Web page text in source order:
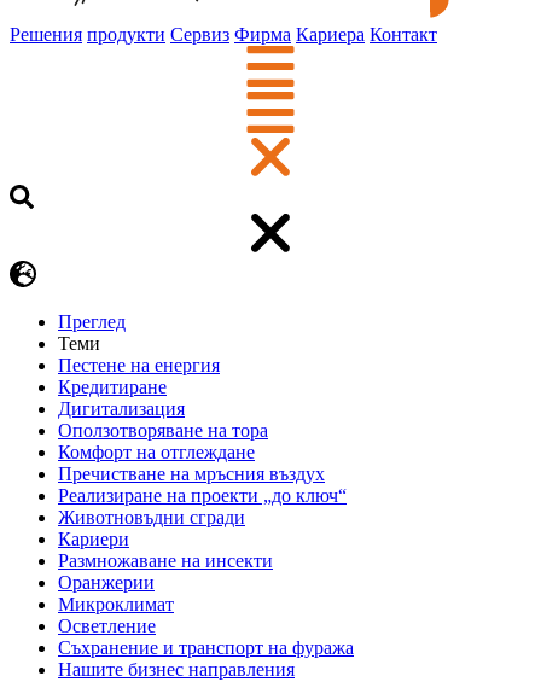
Решения продукти Сервиз Фирма Кариера Контакт
Преглед
Теми
Пестене на енергия
Кредитиране
Дигитализация
Оползотворяване на тора
Комфорт на отглеждане
Пречистване на мръсния въздух
Реализиране на проекти „до ключ“
Животновъдни сгради
Кариери
Размножаване на инсекти
Оранжерии
Микроклимат
Осветление
Съхранение и транспорт на фуража
Нашите бизнес направления